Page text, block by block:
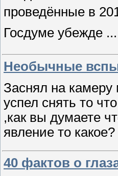
проведённые в
Госдуме убежде ...
Необычные
Заснял на
успел снять то
,как вы думаете
явление то какое?
40 фактов о